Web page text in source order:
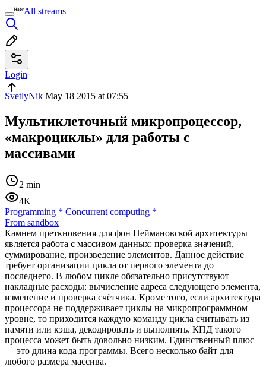
All streams
Login
SvetlyNik May 18 2015 at 07:55
Мультиклеточный микропроцессор,
«макроциклы» для работы с
массивами
2 min
4K
Programming * Concurrent computing *
From sandbox
Камнем преткновения для фон Неймановской архитектуры
является работа с массивом данных: проверка значений,
суммирование, произведение элементов. Данное действие
требует организации цикла от первого элемента до
последнего. В любом цикле обязательно присутствуют
накладные расходы: вычисление адреса следующего элемента,
изменение и проверка счётчика. Кроме того, если архитектура
процессора не поддерживает циклы на микропрограммном
уровне, то приходится каждую команду цикла считывать из
памяти или кэша, декодировать и выполнять. КПД такого
процесса может быть довольно низким. Единственный плюс
— это длина кода программы. Всего несколько байт для
любого размера массива.